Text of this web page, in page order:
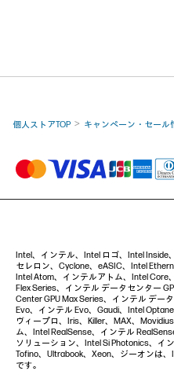
個人ストアTOP キャンペーン・セール
Intel、インテル、Intel ロゴ、Intel Inside
セレロン、Cyclone、eASIC、Intel
Intel Atom、インテルアトム、Intel Core
Flex Series、インテル データセンター
Center GPU Max Series、インテル デー
Evo、インテル Evo、Gaudi、Intel
ヴィープロ、Iris、Killer、MAX、
ム、Intel RealSense、インテル
ソリューション、Intel Si Photonics、イ
Tofino、Ultrabook、Xeon、ジーオンは
です。